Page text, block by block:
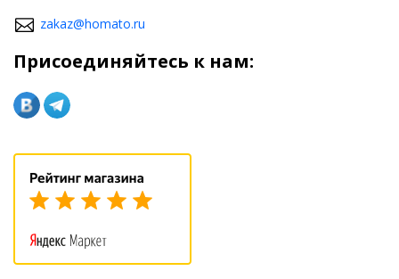
zakaz@homato.ru
Присоединяйтесь к нам: